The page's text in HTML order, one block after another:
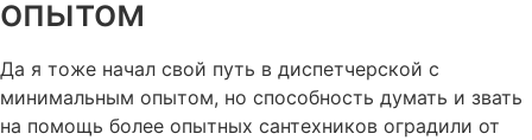
опытом
Да я тоже начал свой путь в диспетчерской с
минимальным опытом, но способность думать и звать
на помощь более опытных сантехников оградили от